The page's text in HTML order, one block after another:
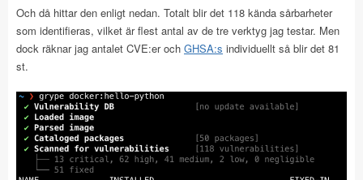
Och då hittar den enligt nedan. Totalt blir det 118 kända sårbarheter
som identifieras, vilket är flest antal av de tre verktyg jag testar. Men
dock räknar jag antalet CVE:er och GHSA:s individuellt så blir det 81
st.